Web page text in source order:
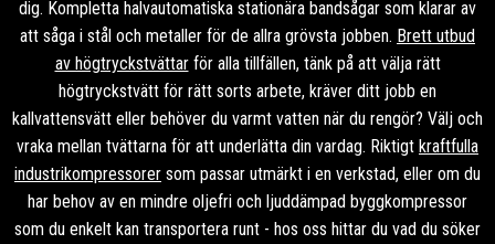
dig. Kompletta halvautomatiska stationära bandsågar som klarar av
att såga i stål och metaller för de allra grövsta jobben. Brett utbud
av högtryckstvättarför alla tillfällen, tänk på att välja rätt
högtryckstvätt för rätt sorts arbete, kräver ditt jobb en
kallvattensvätt eller behöver du varmt vatten när du rengör? Välj och
vraka mellan tvättarna för att underlätta din vardag. Riktigt kraftfulla
industrikompressorer som passar utmärkt i en verkstad, eller om du
har behov av en mindre oljefri och ljuddämpad byggkompressor
som du enkelt kan transportera runt - hos oss hittar du vad du söker